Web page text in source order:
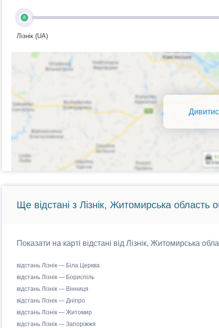
A
Лізнік (UA)
Ще відстані з Лізнік, Житомирська область
Показати на карті відстані від Лізнік, Житомирська
відстань Лізнік — Біла Церква
відстань Лізнік — Бориспіль
відстань Лізнік — Вінниця
відстань Лізнік — Дніпро
відстань Лізнік — Житомир
відстань Лізнік — Запоріжжя